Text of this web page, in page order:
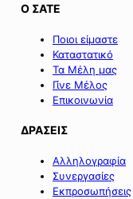
Ο ΣΑΤΕ
Ποιοι είμαστε
Καταστατικό
Τα Μέλη μας
Γίνε Μέλος
Επικοινωνία
ΔΡΑΣΕΙΣ
Αλληλογραφία
Συνεργασίες
Εκπροσωπήσεις